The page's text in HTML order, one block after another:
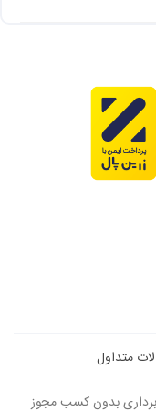
متداول
برداری بدون کسب مجوز